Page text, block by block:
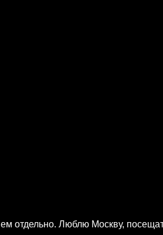
Люблю Москву,